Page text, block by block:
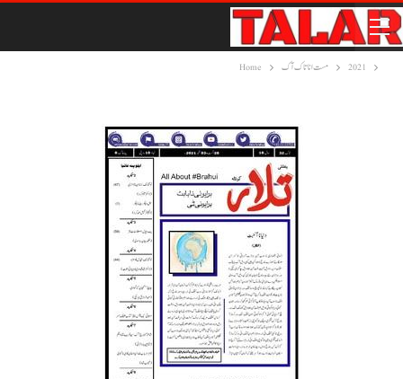
Home مست انا تاک آک 2021